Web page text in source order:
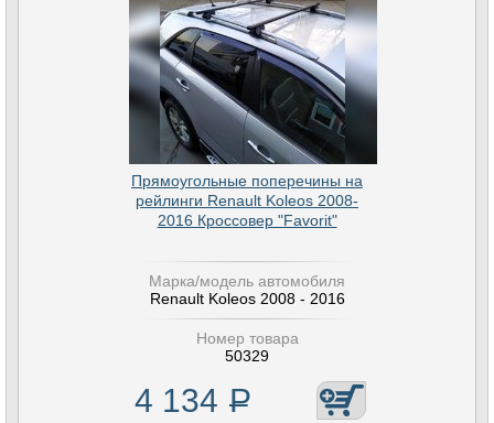
Прямоугольные поперечины на
рейлинги Renault Koleos 2008-
2016 Кроссовер "Favorit"
Марка/модель автомобиля
Renault Koleos 2008 - 2016
Номер товара
50329
4 134 Р